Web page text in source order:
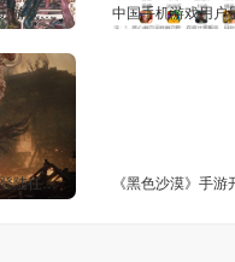
卡普空希望《生化危机》系列成为年更游戏，重制版与全新作交替推出
《卧龙：苍天陨落 完全版》9 月 3 日登陆任天堂 Switch 2：港区售价 478 港币，实体版采用钥匙卡